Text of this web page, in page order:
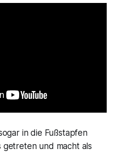
in die Fußstapfen
getreten und macht als